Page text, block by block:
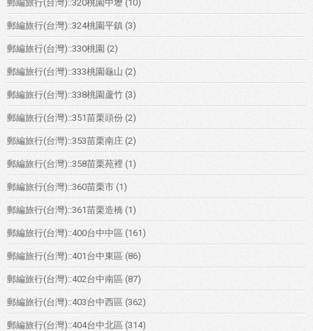
郵編旅行(台灣)::320桃園中壢 (10)
郵編旅行(台灣)::324桃園平鎮 (3)
郵編旅行(台灣)::330桃園 (2)
郵編旅行(台灣)::333桃園龜山 (2)
郵編旅行(台灣)::338桃園蘆竹 (3)
郵編旅行(台灣)::351苗栗頭份 (2)
郵編旅行(台灣)::353苗栗南庄 (2)
郵編旅行(台灣)::358苗栗苑裡 (1)
郵編旅行(台灣)::360苗栗市 (1)
郵編旅行(台灣)::361苗栗造橋 (1)
郵編旅行(台灣)::400台中中區 (161)
郵編旅行(台灣)::401台中東區 (86)
郵編旅行(台灣)::402台中南區 (87)
郵編旅行(台灣)::403台中西區 (362)
郵編旅行(台灣)::404台中北區 (314)